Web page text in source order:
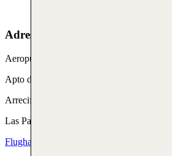
Adresse vom Flughafen Lanzarote
Aeropuerto de Lanzarote
Apto de Correos 86 35500
Arrecife de Lanzarote
Las Palmas, Spanien
Flughafenwebseite